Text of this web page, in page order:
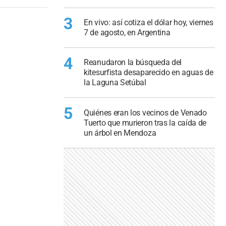
3
En vivo: así cotiza el dólar hoy, viernes
7 de agosto, en Argentina
4
Reanudaron la búsqueda del
kitesurfista desaparecido en aguas de
la Laguna Setúbal
5
Quiénes eran los vecinos de Venado
Tuerto que murieron tras la caída de
un árbol en Mendoza